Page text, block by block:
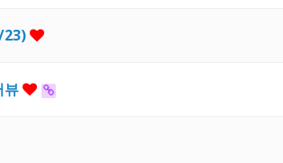
23)
뷰